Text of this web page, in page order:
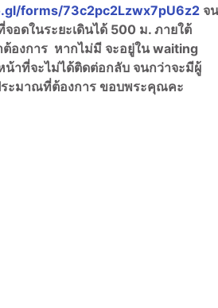
forms/73c2pc2Lzwx7pU6z2 จ
อดในระยะเดินได้ 500 ม. ภายใต้
องการ หากไม่มี จะอยู่ใน waiting
น้าที่จะไม่ได้ติดต่อกลับ จนกว่าจะมีผู้
ระมาณที่ต้องการ ขอบพระคุณคะ